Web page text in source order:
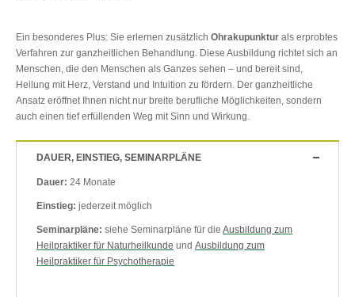
Ein besonderes Plus: Sie erlernen zusätzlichOhrakupunktur als erprobtes
Verfahren zur ganzheitlichen Behandlung. Diese Ausbildung richtet sich an
Menschen, die den Menschen als Ganzes sehen – und bereit sind,
Heilung mit Herz, Verstand und Intuition zu fördern. Der ganzheitliche
Ansatz eröffnet Ihnen nicht nur breite berufliche Möglichkeiten, sondern
auch einen tief erfüllenden Weg mit Sinn und Wirkung.
DAUER, EINSTIEG, SEMINARPLÄNE
Dauer: 24 Monate
Einstieg: jederzeit möglich
Seminarpläne:siehe Seminarpläne für dieAusbildung zum
Heilpraktiker für Naturheilkunde undAusbildung zum
Heilpraktiker für Psychotherapie